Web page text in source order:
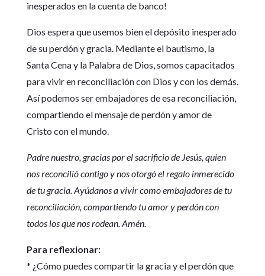
inesperados en la cuenta de banco!
Dios espera que usemos bien el depósito inesperado
de su perdón y gracia. Mediante el bautismo, la
Santa Cena y la Palabra de Dios, somos capacitados
para vivir en reconciliación con Dios y con los demás.
Así podemos ser embajadores de esa reconciliación,
compartiendo el mensaje de perdón y amor de
Cristo con el mundo.
Padre nuestro, gracias por el sacrificio de Jesús, quien
nos reconcilió contigo y nos otorgó el regalo inmerecido
de tu gracia. Ayúdanos a vivir como embajadores de tu
reconciliación, compartiendo tu amor y perdón con
todos los que nos rodean. Amén.
Para reflexionar:
* ¿Cómo puedes compartir la gracia y el perdón que